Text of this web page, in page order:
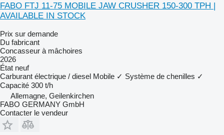
FABO FTJ 11-75 MOBILE JAW CRUSHER 150-300 TPH |
AVAILABLE IN STOCK
Prix sur demande
Du fabricant
Concasseur à mâchoires
2026
État neuf
Carburant électrique / diesel Mobile ✓ Système de chenilles ✓
Capacité 300 t/h
Allemagne, Geilenkirchen
FABO GERMANY GmbH
Contacter le vendeur